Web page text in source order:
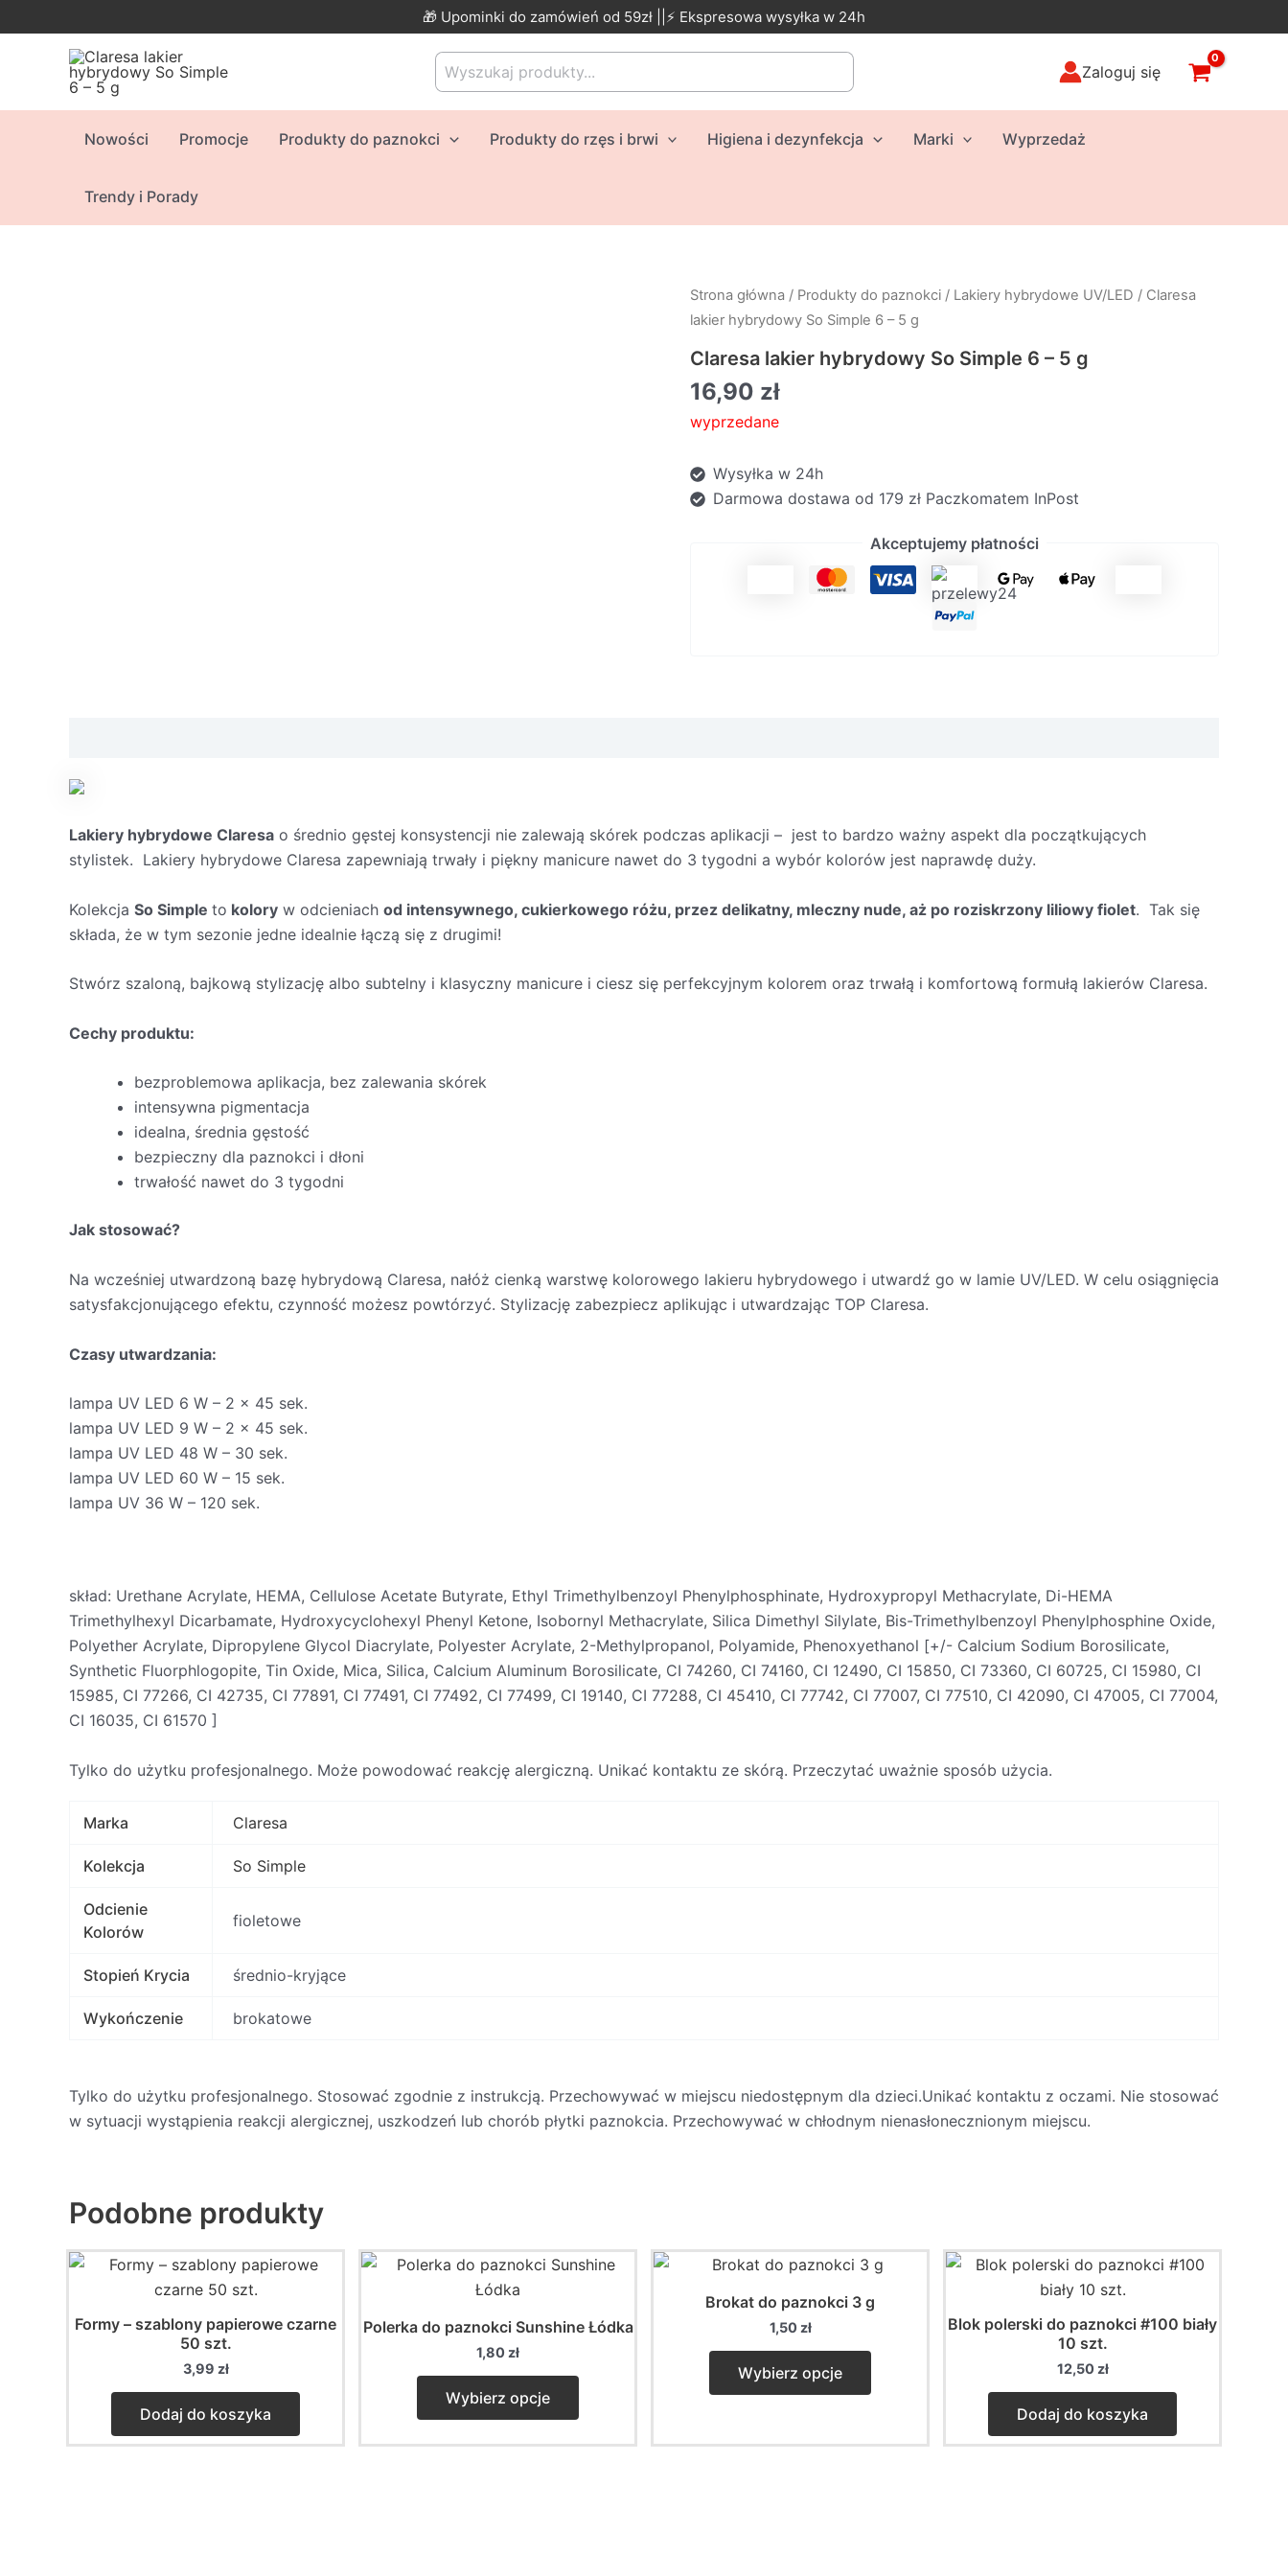
to
🎁 Upominki do zamówień od 59zł ||⚡ Ekspresowa wysyłka w 24h
Search
Zaloguj się
Nowości Promocje Produkty do paznokci Produkty do rzęs i brwi Higiena i dezynfekcja Marki Wyprzedaż
Trendy i Porady
Strona główna / Produkty do paznokci / Lakiery hybrydowe UV/LED / Claresa
lakier hybrydowy So Simple 6 – 5 g
Claresa lakier hybrydowy So Simple 6 – 5 g
16,90 zł
wyprzedane
Wysyłka w 24h
Darmowa dostawa od 179 zł Paczkomatem InPost
Akceptujemy płatności
Lakiery hybrydowe Claresa o średnio gęstej konsystencji nie zalewają skórek podczas aplikacji – jest to bardzo ważny aspekt dla początkujących
stylistek. Lakiery hybrydowe Claresa zapewniają trwały i piękny manicure nawet do 3 tygodni a wybór kolorów jest naprawdę duży.
Kolekcja So Simple to kolory w odcieniach od intensywnego, cukierkowego różu, przez delikatny, mleczny nude, aż po roziskrzony liliowy fiolet. Tak się
składa, że w tym sezonie jedne idealnie łączą się z drugimi!
Stwórz szaloną, bajkową stylizację albo subtelny i klasyczny manicure i ciesz się perfekcyjnym kolorem oraz trwałą i komfortową formułą lakierów Claresa.
Cechy produktu:
bezproblemowa aplikacja, bez zalewania skórek
intensywna pigmentacja
idealna, średnia gęstość
bezpieczny dla paznokci i dłoni
trwałość nawet do 3 tygodni
Jak stosować?
Na wcześniej utwardzoną bazę hybrydową Claresa, nałóż cienką warstwę kolorowego lakieru hybrydowego i utwardź go w lamie UV/LED. W celu osiągnięcia
satysfakcjonującego efektu, czynność możesz powtórzyć. Stylizację zabezpiecz aplikując i utwardzając TOP Claresa.
Czasy utwardzania:
lampa UV LED 6 W – 2 x 45 sek.
lampa UV LED 9 W – 2 x 45 sek.
lampa UV LED 48 W – 30 sek.
lampa UV LED 60 W – 15 sek.
lampa UV 36 W – 120 sek.
skład: Urethane Acrylate, HEMA, Cellulose Acetate Butyrate, Ethyl Trimethylbenzoyl Phenylphosphinate, Hydroxypropyl Methacrylate, Di-HEMA
Trimethylhexyl Dicarbamate, Hydroxycyclohexyl Phenyl Ketone, Isobornyl Methacrylate, Silica Dimethyl Silylate, Bis-Trimethylbenzoyl Phenylphosphine Oxide,
Polyether Acrylate, Dipropylene Glycol Diacrylate, Polyester Acrylate, 2-Methylpropanol, Polyamide, Phenoxyethanol [+/- Calcium Sodium Borosilicate,
Synthetic Fluorphlogopite, Tin Oxide, Mica, Silica, Calcium Aluminum Borosilicate, CI 74260, CI 74160, CI 12490, CI 15850, CI 73360, CI 60725, CI 15980, CI
15985, CI 77266, CI 42735, CI 77891, CI 77491, CI 77492, CI 77499, CI 19140, CI 77288, CI 45410, CI 77742, CI 77007, CI 77510, CI 42090, CI 47005, CI 77004,
CI 16035, CI 61570 ]
Tylko do użytku profesjonalnego. Może powodować reakcję alergiczną. Unikać kontaktu ze skórą. Przeczytać uważnie sposób użycia.
Marka Claresa
Kolekcja So Simple
Odcienie
Kolorów
fioletowe
Stopień Krycia średnio-kryjące
Wykończenie brokatowe
Tylko do użytku profesjonalnego. Stosować zgodnie z instrukcją. Przechowywać w miejscu niedostępnym dla dzieci.Unikać kontaktu z oczami. Nie stosować
w sytuacji wystąpienia reakcji alergicznej, uszkodzeń lub chorób płytki paznokcia. Przechowywać w chłodnym nienasłonecznionym miejscu.
Podobne produkty
Formy – szablony papierowe czarne
50 szt.
3,99 zł
Dodaj do koszyka
Polerka do paznokci Sunshine Łódka
1,80 zł
Wybierz opcje
This
Brokat do paznokci 3 g
1,50 zł
Wybierz opcje
This
Blok polerski do paznokci #100 biały
10 szt.
12,50 zł
Dodaj do koszyka